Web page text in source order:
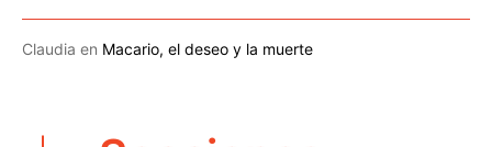
Claudia en Macario, el deseo y la muerte